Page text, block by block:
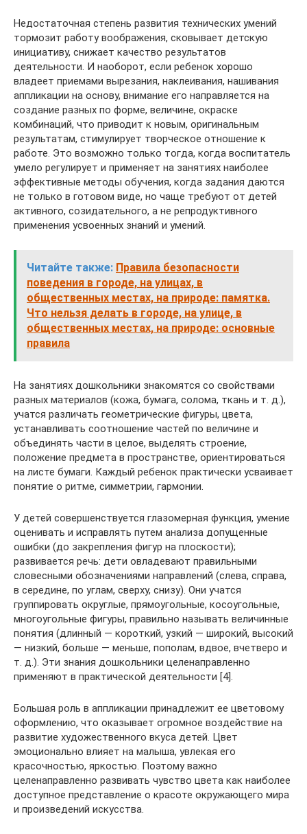
Недостаточная степень развития технических умений
тормозит работу воображения, сковывает детскую
инициативу, снижает качество результатов
деятельности. И наоборот, если ребенок хорошо
владеет приемами вырезания, наклеивания, нашивания
аппликации на основу, внимание его направляется на
создание разных по форме, величине, окраске
комбинаций, что приводит к новым, оригинальным
результатам, стимулирует творческое отношение к
работе. Это возможно только тогда, когда воспитатель
умело регулирует и применяет на занятиях наиболее
эффективные методы обучения, когда задания даются
не только в готовом виде, но чаще требуют от детей
активного, созидательного, а не репродуктивного
применения усвоенных знаний и умений.
Читайте также: Правила безопасности
поведения в городе, на улицах, в
общественных местах, на природе: памятка.
Что нельзя делать в городе, на улице, в
общественных местах, на природе: основные
правила
На занятиях дошкольники знакомятся со свойствами
разных материалов (кожа, бумага, солома, ткань и т. д.),
учатся различать геометрические фигуры, цвета,
устанавливать соотношение частей по величине и
объединять части в целое, выделять строение,
положение предмета в пространстве, ориентироваться
на листе бумаги. Каждый ребенок практически усваивает
понятие о ритме, симметрии, гармонии.
У детей совершенствуется глазомерная функция, умение
оценивать и исправлять путем анализа допущенные
ошибки (до закрепления фигур на плоскости);
развивается речь: дети овладевают правильными
словесными обозначениями направлений (слева, справа,
в середине, по углам, сверху, снизу). Они учатся
группировать округлые, прямоугольные, косоугольные,
многоугольные фигуры, правильно называть величинные
понятия (длинный — короткий, узкий — широкий, высокий
— низкий, больше — меньше, пополам, вдвое, вчетверо и
т. д.). Эти знания дошкольники целенаправленно
применяют в практической деятельности [4].
Большая роль в аппликации принадлежит ее цветовому
оформлению, что оказывает огромное воздействие на
развитие художественного вкуса детей. Цвет
эмоционально влияет на малыша, увлекая его
красочностью, яркостью. Поэтому важно
целенаправленно развивать чувство цвета как наиболее
доступное представление о красоте окружающего мира
и произведений искусства.